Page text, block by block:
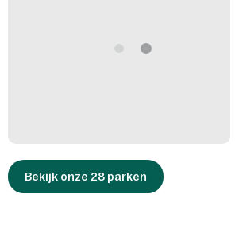
Bekijk onze 28 parken